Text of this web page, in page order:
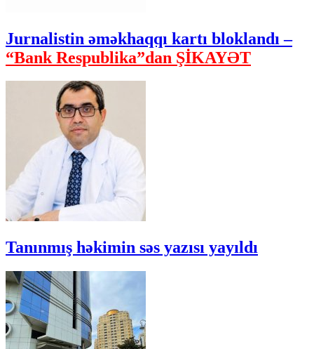
Jurnalistin əməkhaqqı kartı bloklandı –
“Bank Respublika”dan ŞİKAYƏT
Tanınmış həkimin səs yazısı yayıldı